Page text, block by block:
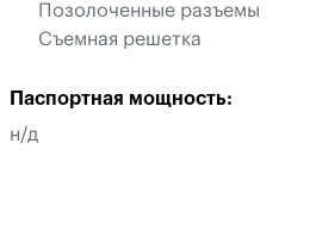
Позолоченные разъемы
Съемная решетка
Паспортная мощность:
н/д